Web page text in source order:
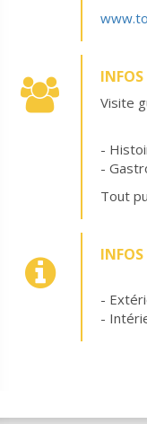
Visite
-
-
Tout
-
-